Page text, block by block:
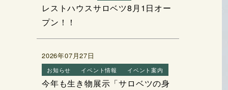
レストハウスサロベツ8月1日オー
プン！！
2026年07月27日
お知らせ イベント情報 イベント案内
今年も生き物展示「サロベツの身